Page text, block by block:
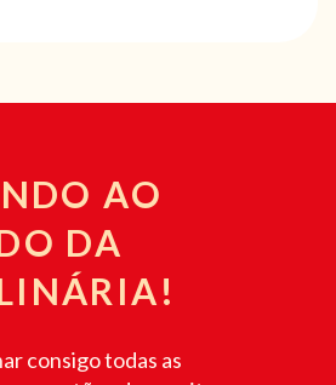
AO
DA
consigo todas as